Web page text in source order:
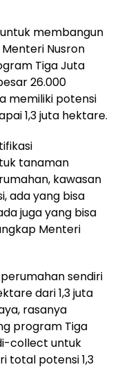
membangun
Nusron
Tiga Juta
26.000
memiliki potensi
1,3 juta hektare.
tanaman
kawasan
ada yang bisa
juga yang bisa
Menteri
sendiri
dari 1,3 juta
rasanya
program Tiga
collect untuk
total potensi 1,3